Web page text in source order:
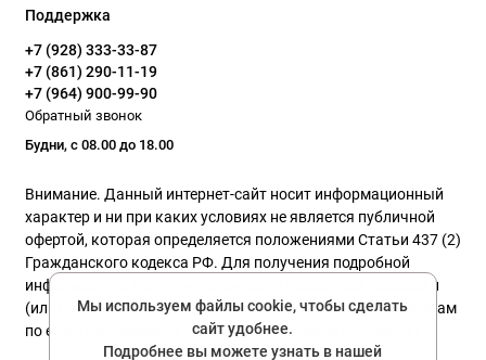
Поддержка
+7 (928) 333-33-87
+7 (861) 290-11-19
+7 (964) 900-99-90
Обратный звонок
Будни, с 08.00 до 18.00
Внимание. Данный интернет-сайт носит информационный
характер и ни при каких условиях не является публичной
офертой, которая определяется положениями Статьи 437 (2)
Гражданского кодекса РФ. Для получения подробной
информации о наличии и стоимости указанных товаров и
(или) услуг, пожалуйста, обращайтесь к нашим менеджерам
по email или телефону указанного в разделе контакты !
Мы используем файлы cookie, чтобы сделать
сайт удобнее.
Подробнее вы можете узнать в нашей